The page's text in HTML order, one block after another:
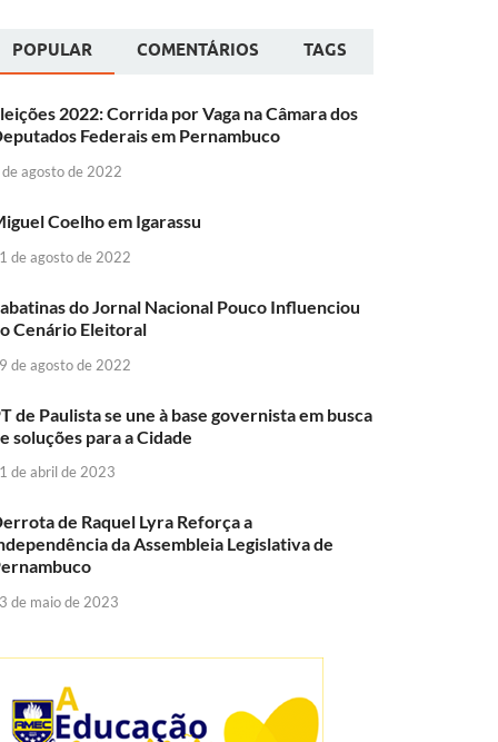
POPULAR COMENTÁRIOS TAGS
2022: Corrida por Vaga na Câmara dos
Federais em Pernambuco
agosto de 2022
Coelho em Igarassu
de agosto de 2022
do Jornal Nacional Pouco Influenciou
Cenário Eleitoral
de agosto de 2022
de Paulista se une à base governista em busca
soluções para a Cidade
de abril de 2023
de Raquel Lyra Reforça a
da Assembleia Legislativa de
de maio de 2023